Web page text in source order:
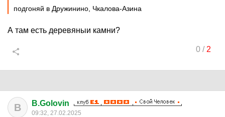
подгоняй в Дружинино, Чкалова-Азина
А там есть деревяныи камни?
0/ 2
B B.Golovin
09:32, 27.02.2025